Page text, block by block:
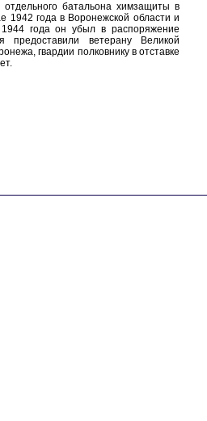
отдельного батальона химзащиты в
1942 года в Воронежской области и
года он убыл в распоряжение
ветерану Великой
гвардии полковнику в отставке